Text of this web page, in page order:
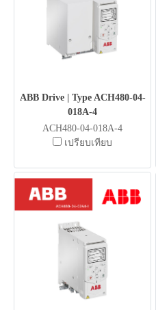
ABB Drive | Type ACH480-04-
018A-4
ACH480-04-018A-4
เปรียบเทียบ